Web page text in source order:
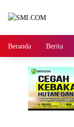
Beranda Berita